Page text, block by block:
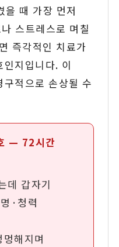
때 가장 먼저
스트레스로 며칠
즉각적인 치료가
인지입니다. 이
적으로 손상될 수
— 72시간
데 갑자기
·청력
해지며